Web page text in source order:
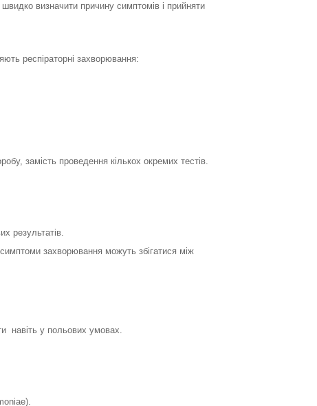
визначити причину симптомів і прийняти
респіраторні захворювання:
замість проведення кількох окремих тестів.
результатів.
захворювання можуть збігатися між
навіть у польових умовах.